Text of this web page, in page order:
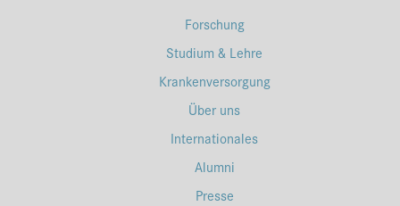
Forschung
Studium & Lehre
Krankenversorgung
Über uns
Internationales
Alumni
Presse